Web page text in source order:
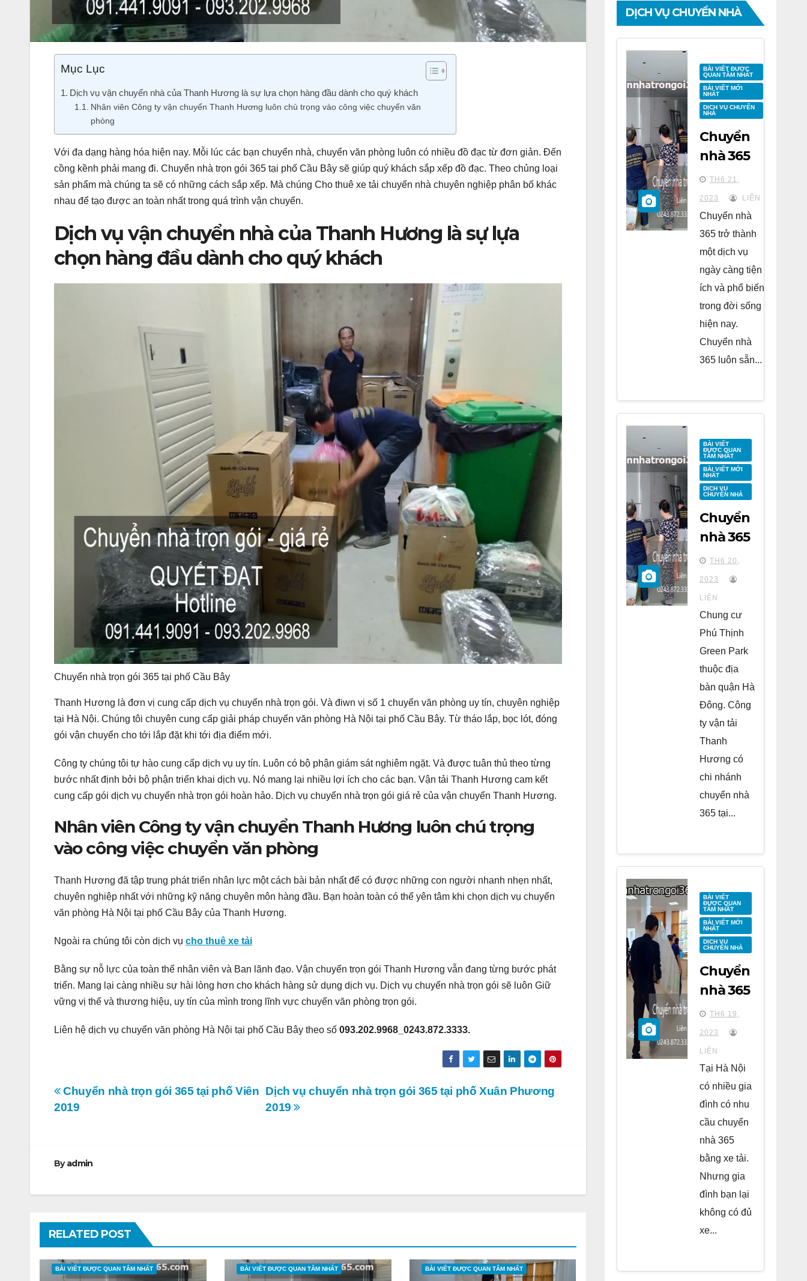
Mục Lục
Dịch vụ vận chuyển nhà của Thanh Hương là sự lựa chọn hàng đầu dành cho quý khách
Nhân viên Công ty vận chuyển Thanh Hương luôn chú trọng vào công việc chuyển văn
phòng
Với đa dạng hàng hóa hiện nay. Mỗi lúc các bạn chuyển nhà, chuyển văn phòng luôn có nhiều đồ đạc từ đơn giản. Đến
cồng kềnh phải mang đi. Chuyển nhà trọn gói 365 tại phố Cầu Bây sẽ giúp quý khách sắp xếp đồ đạc. Theo chủng loại
sản phẩm mà chúng ta sẽ có những cách sắp xếp. Mà chúng Cho thuê xe tải chuyển nhà chuyên nghiệp phân bố khác
nhau để tạo được an toàn nhất trong quá trình vận chuyển.
Dịch vụ vận chuyển nhà của Thanh Hương là sự lựa
chọn hàng đầu dành cho quý khách
Chuyển nhà trọn gói 365 tại phố Cầu Bây
Thanh Hương là đơn vị cung cấp dịch vụ chuyển nhà trọn gói. Và điwn vị số 1 chuyển văn phòng uy tín, chuyên nghiệp
tại Hà Nội. Chúng tôi chuyên cung cấp giải pháp chuyển văn phòng Hà Nội tại phố Cầu Bây. Từ tháo lắp, bọc lót, đóng
gói vận chuyển cho tới lắp đặt khi tới địa điểm mới.
Công ty chúng tôi tự hào cung cấp dịch vụ uy tín. Luôn có bộ phận giám sát nghiêm ngặt. Và được tuân thủ theo từng
bước nhất định bởi bộ phận triển khai dịch vụ. Nó mang lại nhiều lợi ích cho các bạn. Vận tải Thanh Hương cam kết
cung cấp gói dịch vụ chuyển nhà trọn gói hoàn hảo. Dịch vụ chuyển nhà trọn gói giá rẻ của vận chuyển Thanh Hương.
Nhân viên Công ty vận chuyển Thanh Hương luôn chú trọng
vào công việc chuyển văn phòng
Thanh Hương đã tập trung phát triển nhân lực một cách bài bản nhất để có được những con người nhanh nhẹn nhất,
chuyên nghiệp nhất với những kỹ năng chuyên môn hàng đầu. Bạn hoàn toàn có thể yên tâm khi chọn dịch vụ chuyển
văn phòng Hà Nội tại phố Cầu Bây của Thanh Hương.
Ngoài ra chúng tôi còn dịch vụ cho thuê xe tải
Bằng sự nỗ lực của toàn thể nhân viên và Ban lãnh đạo. Vận chuyển trọn gói Thanh Hương vẫn đang từng bước phát
triển. Mang lại càng nhiều sự hài lòng hơn cho khách hàng sử dụng dịch vụ. Dịch vụ chuyển nhà trọn gói sẽ luôn Giữ
vững vị thế và thương hiệu, uy tín của mình trong lĩnh vực chuyển văn phòng trọn gói.
Liên hệ dịch vụ chuyển văn phòng Hà Nội tại phố Cầu Bây theo số 093.202.9968_0243.872.3333.
Điều
viết
Dịch vụ chuyển nhà trọn gói 365 tại phố Xuân Phương
2019
Chuyển nhà trọn gói 365 tại phố Viên
2019
Byadmin
RELATED POST
BÀI VIẾT ĐƯỢC QUAN TÂM NHẤT BÀI VIẾT ĐƯỢC QUAN TÂM NHẤT BÀI VIẾT ĐƯỢC QUAN TÂM NHẤT
DỊCH VỤ CHUYỂN NHÀ
BÀI VIẾT ĐƯỢC
QUAN TÂM NHẤT
BÀI VIẾT MỚI
NHẤT
DỊCH VỤ CHUYỂN
NHÀ
Chuyển
nhà 365
tại chung
cư BID
Residence
Tố Hữu
TH6 21,
2023 LIÊN
Chuyển nhà
365 trở thành
một dịch vụ
ngày càng tiện
ích và phổ biến
trong đời sống
hiện nay.
Chuyển nhà
365 luôn sẵn...
BÀI VIẾT
ĐƯỢC QUAN
TÂM NHẤT
BÀI VIẾT MỚI
NHẤT
DỊCH VỤ
CHUYỂN NHÀ
Chuyển
nhà 365
tại
chung
cư Phú
Thịnh
Green
Park Hà
Đông
TH6 20,
2023
LIÊN
Chung cư
Phú Thịnh
Green Park
thuộc địa
bàn quận Hà
Đông. Công
ty vận tải
Thanh
Hương có
chi nhánh
chuyển nhà
365 tại...
BÀI VIẾT
ĐƯỢC QUAN
TÂM NHẤT
BÀI VIẾT MỚI
NHẤT
DỊCH VỤ
CHUYỂN NHÀ
Chuyển
nhà 365
tại
chung
cư Park
Kiara Hà
Đông
TH6 19,
2023
LIÊN
Tại Hà Nội
có nhiều gia
đình có nhu
cầu chuyển
nhà 365
bằng xe tải.
Nhưng gia
đình bạn lại
không có đủ
xe...